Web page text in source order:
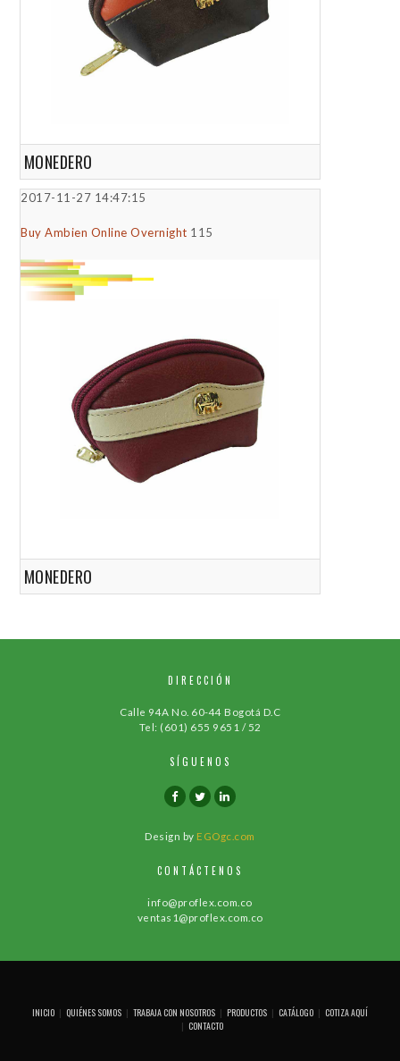
MONEDERO
2017-11-27 14:47:15
Buy Ambien Online Overnight 115
MONEDERO
DIRECCIÓN
Calle 94A No. 60-44 Bogotá D.C
Tel: (601) 655 9651 / 52
SÍGUENOS
Design by EGOgc.com
CONTÁCTENOS
info@proflex.com.co
ventas1@proflex.com.co
INICIO QUIÉNES SOMOS TRABAJA CON NOSOTROS PRODUCTOS CATÁLOGO
COTIZA AQUÍ
CONTACTO